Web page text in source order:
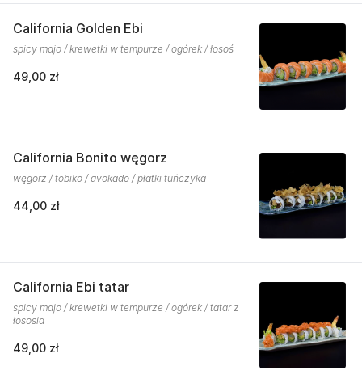
California Golden Ebi
spicy majo / krewetki w tempurze / ogórek / łosoś
49,00 zł
California Bonito węgorz
węgorz / tobiko / avokado / płatki tuńczyka
44,00 zł
California Ebi tatar
spicy majo / krewetki w tempurze / ogórek / tatar z
łososia
49,00 zł